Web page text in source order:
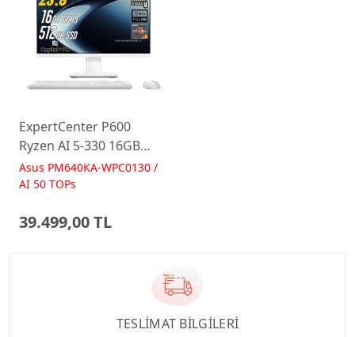
ExpertCenter P600
Ryzen AI 5-330 16GB
512GB 23.8 FreeDos
Beyaz AI-Powered AIO
Asus PM640KA-WPC0130 /
AI 50 TOPs
39.499,00 TL
TESLİMAT BİLGİLERİ